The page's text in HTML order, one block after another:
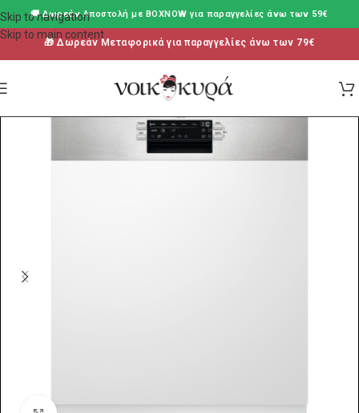
Skip to navigation
Skip to main content
🚚 Δωρεάν Aποστολή με BOXNOW για παραγγελίες άνω των 59€
🎁 Δωρεάν Μεταφορικά για παραγγελίες άνω των 79€